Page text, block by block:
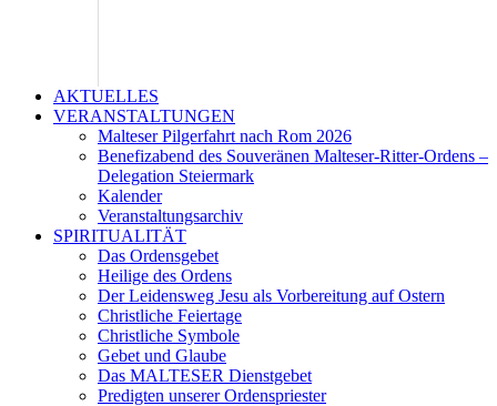
AKTUELLES
VERANSTALTUNGEN
Malteser Pilgerfahrt nach Rom 2026
Benefizabend des Souveränen Malteser-Ritter-Ordens –
Delegation Steiermark
Kalender
Veranstaltungsarchiv
SPIRITUALITÄT
Das Ordensgebet
Heilige des Ordens
Der Leidensweg Jesu als Vorbereitung auf Ostern
Christliche Feiertage
Christliche Symbole
Gebet und Glaube
Das MALTESER Dienstgebet
Predigten unserer Ordenspriester